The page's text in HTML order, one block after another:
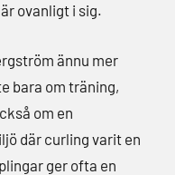
ovanligt i sig.
ännu mer
bara om träning,
om en
där curling varit en
ger ofta en